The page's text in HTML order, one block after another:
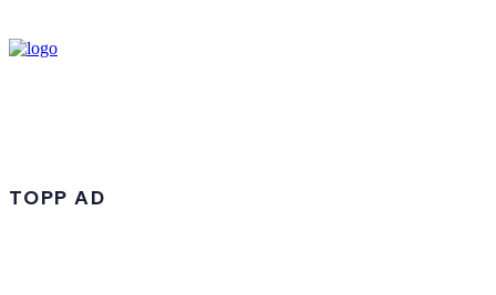
TOPP AD